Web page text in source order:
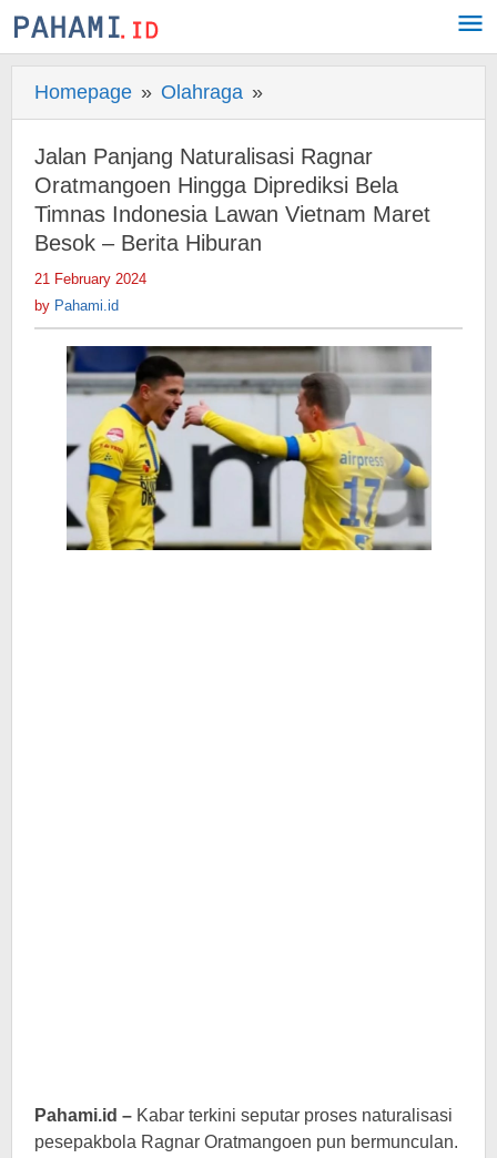
Skip
to
Homepage » Olahraga »
Panjang
Naturalisasi
Ragnar
Oratmangoen
Timnas
Indonesia
Lawan
Vietnam
Maret
Besok
Berita
Jalan Panjang Naturalisasi Ragnar
Oratmangoen Hingga Diprediksi Bela
Timnas Indonesia Lawan Vietnam Maret
Besok – Berita Hiburan
21 February 2024
by Pahami.id
Pahami.id – Kabar terkini seputar proses naturalisasi
pesepakbola Ragnar Oratmangoen pun bermunculan.